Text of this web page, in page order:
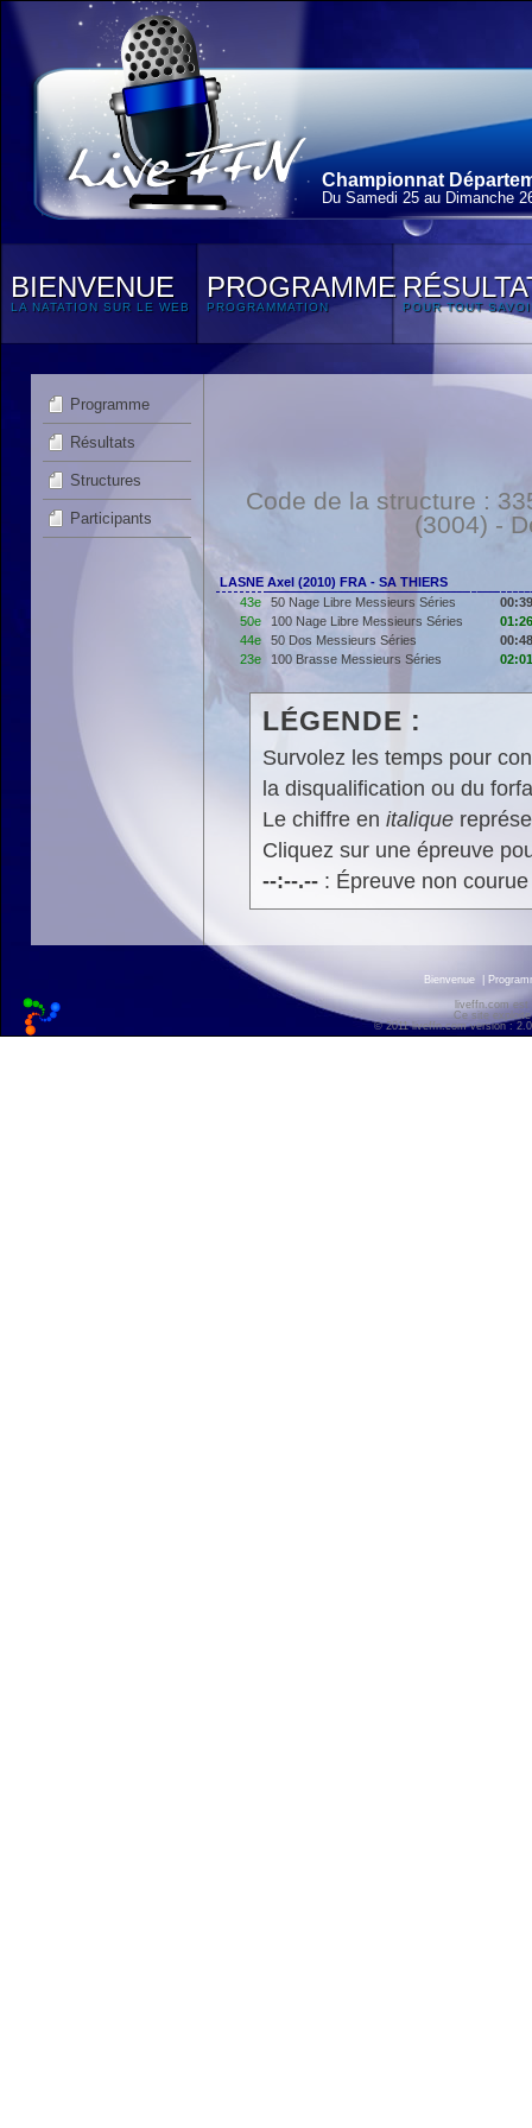
Championnat
Du Samedi 25 au Dimanche
BIENVENUE
LA NATATION SUR LE WEB
PROGRAMME
PROGRAMMATION POUR TOUT
Programme
Résultats
Structures
Participants
Code de la structure :
(3004) -
LASNE Axel (2010) FRA - SA THIERS
43e
50 Nage Libre Messieurs Séries
50e
100 Nage Libre Messieurs Séries
44e
50 Dos Messieurs Séries
23e
100 Brasse Messieurs Séries
LÉGENDE :
Survolez les temps pour
la disqualification ou du
Le chiffre en italique
Cliquez sur une épreuve
--:--.--: Épreuve non
Bienvenue
liveffn.com est
Ce site
© 2011 liveffn.com version :